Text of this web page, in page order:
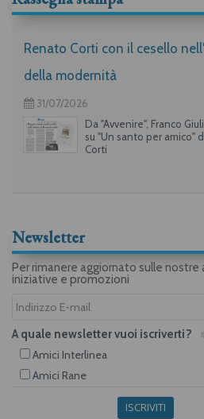
Renato Corti con il cesello
della modernità
31/07/2026
Da "Avvenire", Franco
su "Un santo per amico"
Corti
Newsletter
Per rimanere aggiornato sulle nostre
iniziative e promozioni
A quale newsletter vuoi iscriverti?
Amici Interlinea
Amici Rane
ISCRIVITI